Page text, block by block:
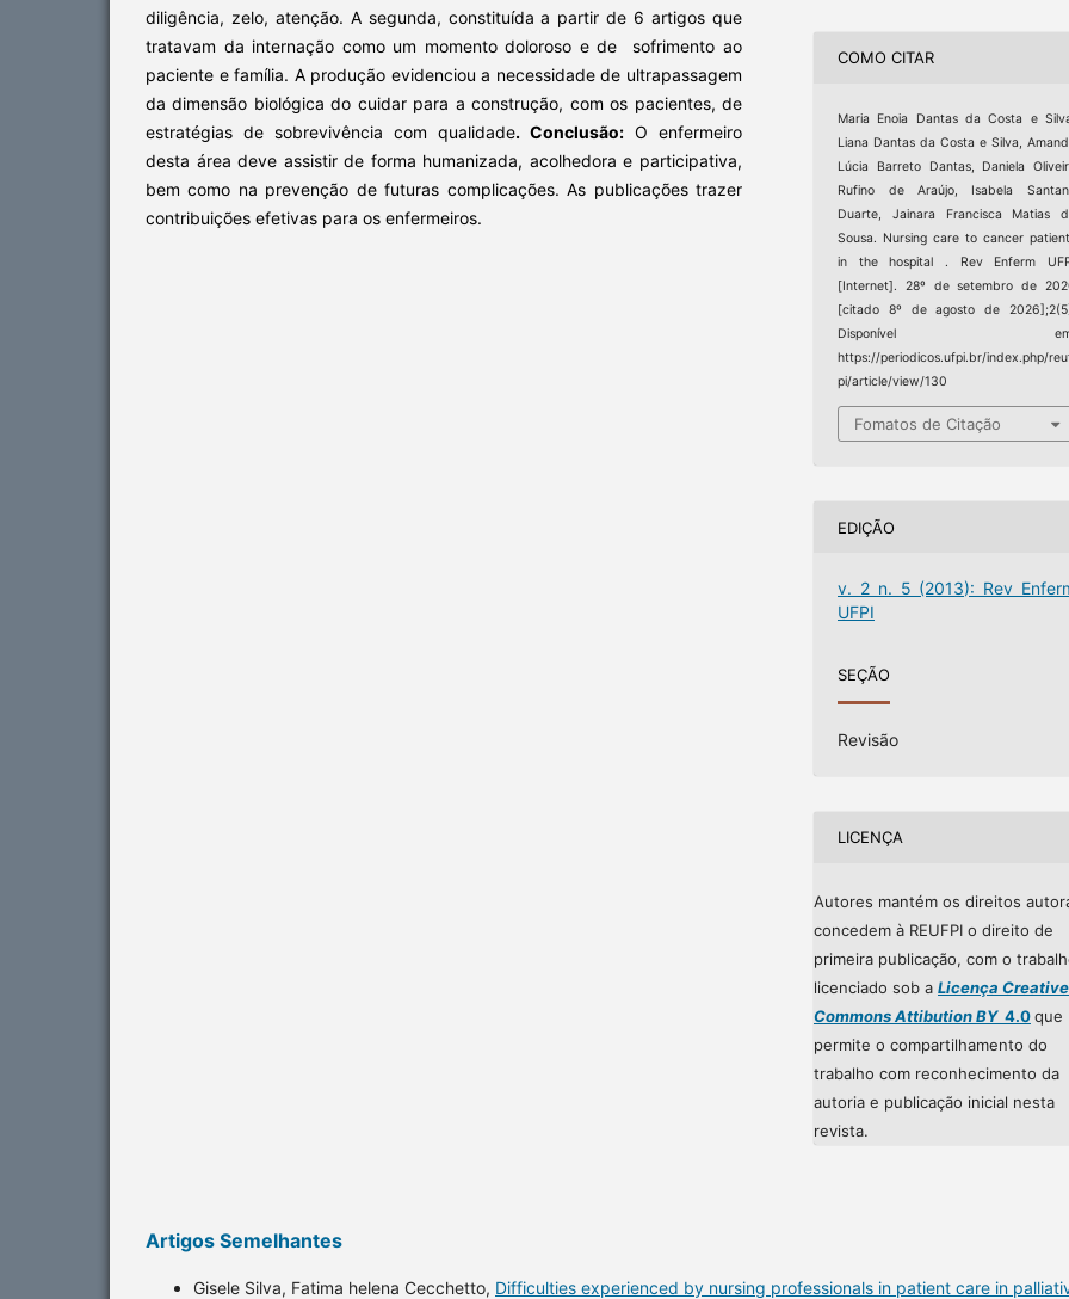
diligência, zelo, atenção. A segunda, constituída a partir de 6 artigos que
tratavam da internação como um momento doloroso e de sofrimento ao
paciente e família. A produção evidenciou a necessidade de ultrapassagem
da dimensão biológica do cuidar para a construção, com os pacientes, de
estratégias de sobrevivência com qualidade. Conclusão: O enfermeiro
desta área deve assistir de forma humanizada, acolhedora e participativa,
bem como na prevenção de futuras complicações. As publicações trazer
contribuições efetivas para os enfermeiros.
COMO CITAR
Maria Enoia Dantas da Costa e
Liana Dantas da Costa e Silva,
Lúcia Barreto Dantas, Daniela
Rufino de Araújo, Isabela
Duarte, Jainara Francisca Matias
Sousa. Nursing care to cancer
in the hospital . Rev Enferm
[Internet]. 28º de setembro de
[citado 8º de agosto de
Disponível
https://periodicos.ufpi.br/index.php/
pi/article/view/130
Fomatos de Citação
EDIÇÃO
v. 2 n. 5 (2013): Rev
UFPI
SEÇÃO
Revisão
LICENÇA
Autores mantém os direitos
concedem à REUFPI o direito de
primeira publicação, com o
licenciado sob a Licença Creative
Commons Attibution BY4.0que
permite o compartilhamento do
trabalho com reconhecimento da
autoria e publicação inicial nesta
revista.
Artigos Semelhantes
Gisele Silva, Fatima helena Cecchetto, Difficulties experienced by nursing professionals in patient care in